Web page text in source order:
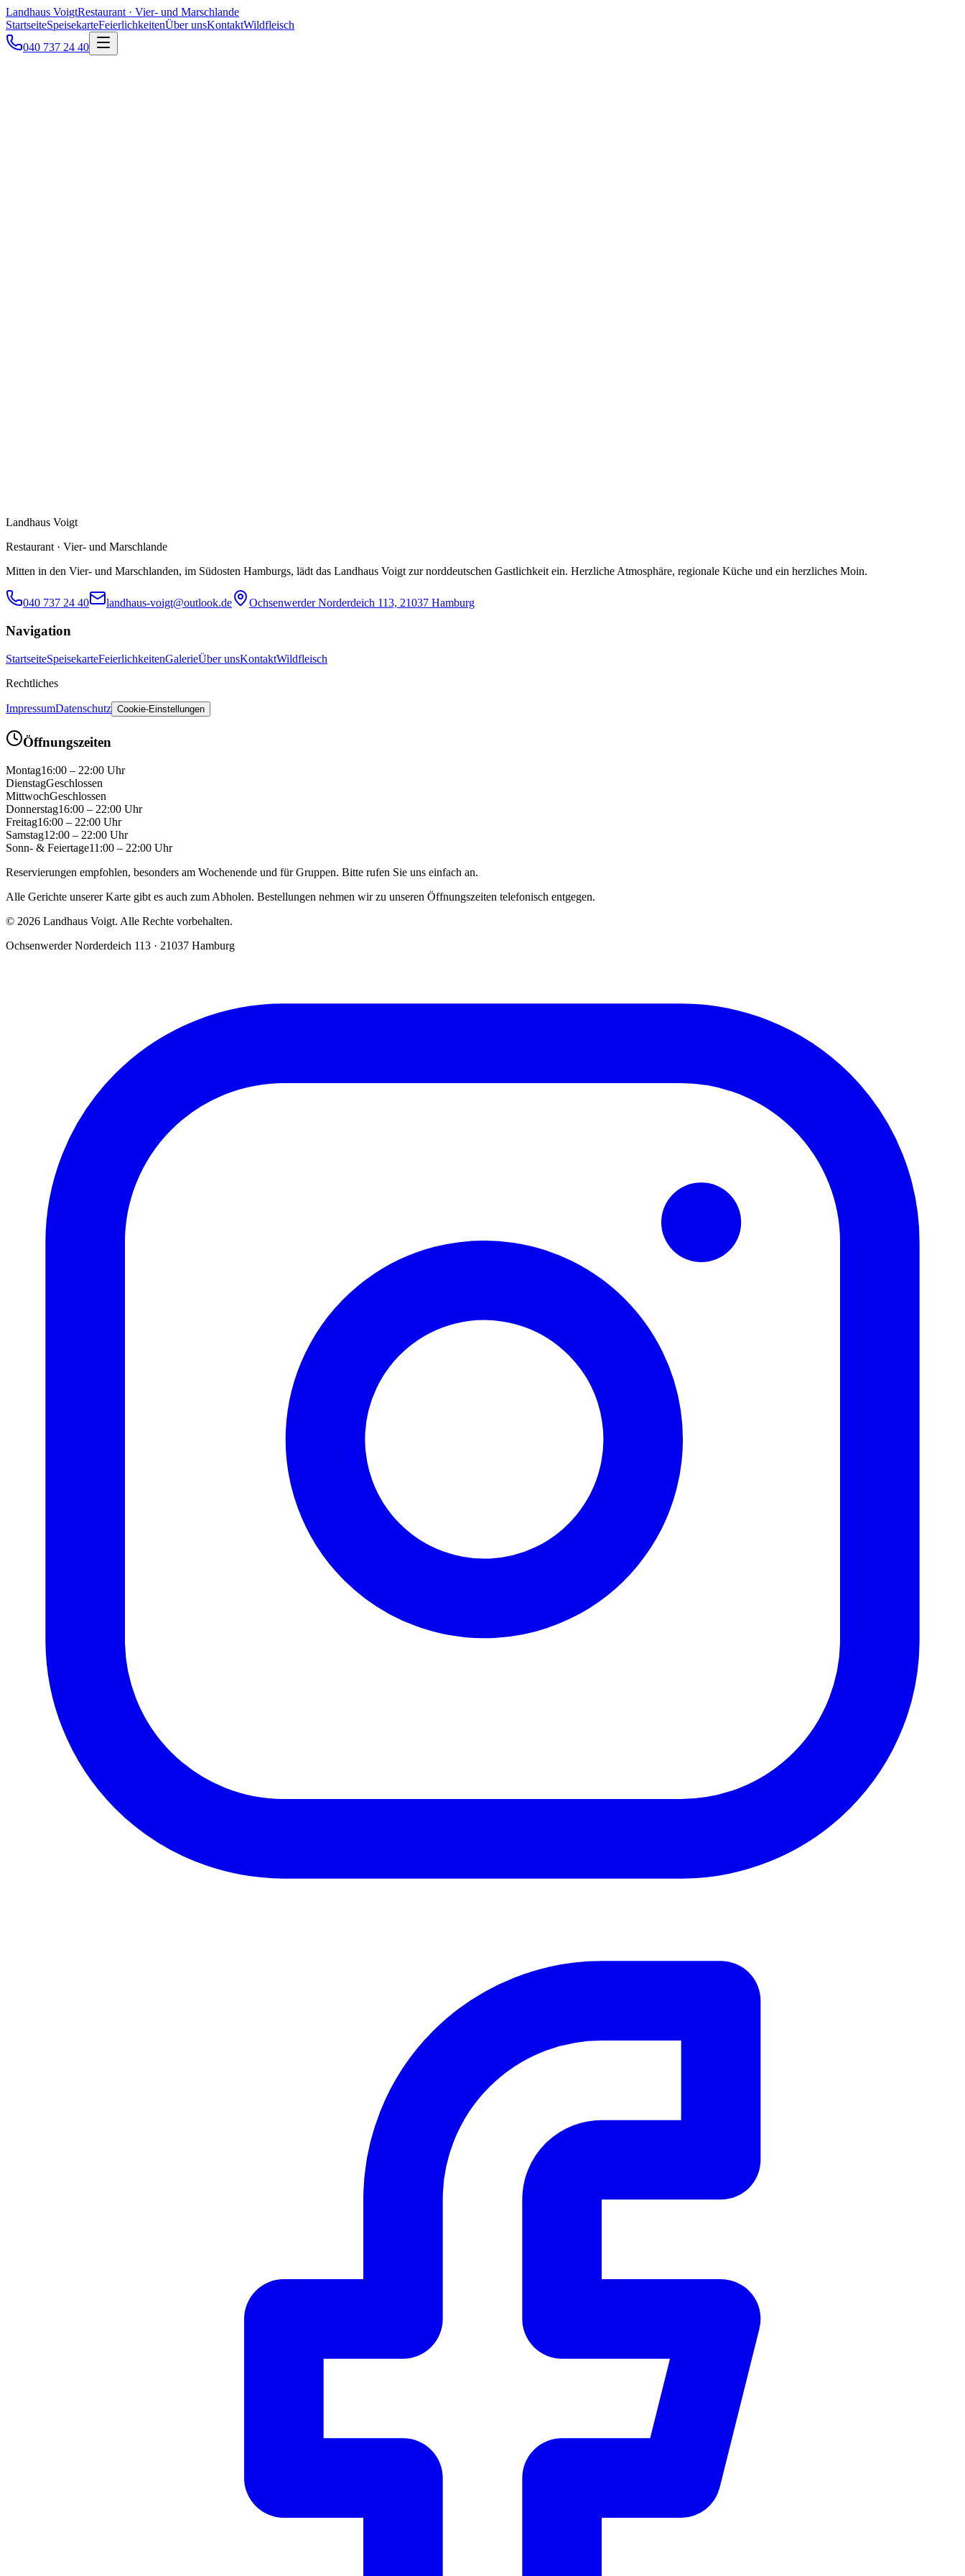
Landhaus VoigtRestaurant · Vier- und Marschlande
StartseiteSpeisekarteFeierlichkeitenÜber unsKontaktWildfleisch
040 737 24 40
landhaus-voigt@outlook.de
Landhaus Voigt
Restaurant · Vier- und Marschlande
Mitten in den Vier- und Marschlanden, im Südosten Hamburgs, lädt das Landhaus Voigt zur norddeutschen Gastlichkeit ein. Herzliche Atmosphäre, regionale Küche und ein herzliches Moin.
040 737 24 40 landhaus-voigt@outlook.de Ochsenwerder Norderdeich 113, 21037 Hamburg
Navigation
StartseiteSpeisekarteFeierlichkeitenGalerieÜber unsKontaktWildfleisch
Rechtliches
ImpressumDatenschutz Cookie-Einstellungen
Öffnungszeiten
Montag16:00 – 22:00 Uhr
DienstagGeschlossen
MittwochGeschlossen
Donnerstag16:00 – 22:00 Uhr
Freitag16:00 – 22:00 Uhr
Samstag12:00 – 22:00 Uhr
Sonn- & Feiertage11:00 – 22:00 Uhr
Reservierungen empfohlen, besonders am Wochenende und für Gruppen. Bitte rufen Sie uns einfach an.
Alle Gerichte unserer Karte gibt es auch zum Abholen. Bestellungen nehmen wir zu unseren Öffnungszeiten telefonisch entgegen.
© 2026 Landhaus Voigt. Alle Rechte vorbehalten.
Ochsenwerder Norderdeich 113 · 21037 Hamburg